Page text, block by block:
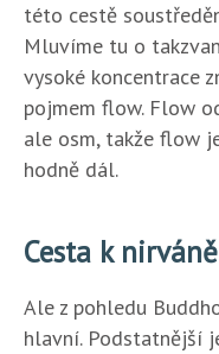
této cestě
Mluvíme tu o
vysoké koncentrace
pojmem flow. Flow
ale osm, takže flow
hodně dál.
Cesta k
Ale z pohledu
hlavní. Podstatnější